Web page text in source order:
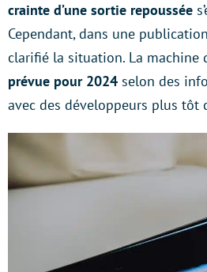
crainte d’une sortie repoussée
Cependant, dans une
clarifié la situation. La machine
prévue pour 2024 selon des
avec des développeurs plus tôt